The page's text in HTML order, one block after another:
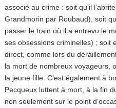
associé au crime : soit qu’il
Grandmorin par Roubaud), soit
passer le train où il a entrevu le
ses obsessions criminelles) ; soit
direct, comme lors du
la mort de nombreux voyageurs,
la jeune fille. C’est également à
Pecqueux luttent à mort, à la fin
non seulement sur le point